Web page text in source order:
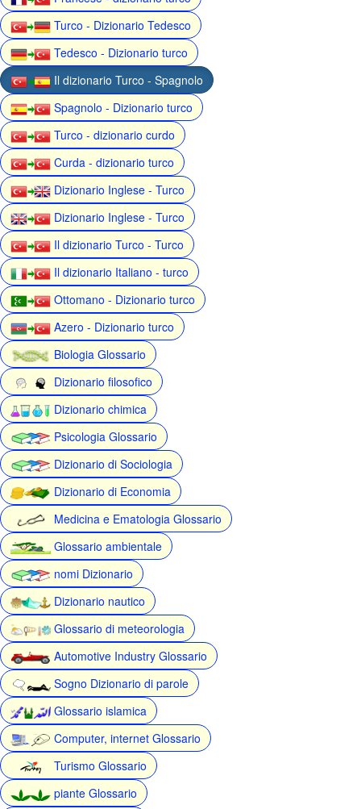
Turco - Dizionario Tedesco
Tedesco - Dizionario turco
Il dizionario Turco - Spagnolo
Spagnolo - Dizionario turco
Turco - dizionario curdo
Curda - dizionario turco
Dizionario Inglese - Turco
Dizionario Inglese - Turco
Il dizionario Turco - Turco
Il dizionario Italiano - turco
Ottomano - Dizionario turco
Azero - Dizionario turco
Biologia Glossario
Dizionario filosofico
Dizionario chimica
Psicologia Glossario
Dizionario di Sociologia
Dizionario di Economia
Medicina e Ematologia Glossario
Glossario ambientale
nomi Dizionario
Dizionario nautico
Glossario di meteorologia
Automotive Industry Glossario
Sogno Dizionario di parole
Glossario islamica
Computer, internet Glossario
Turismo Glossario
piante Glossario